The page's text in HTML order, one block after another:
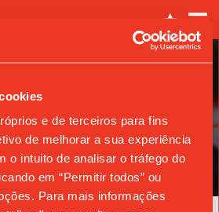
e de terceiros para fins
de melhorar a sua experiência
o intuito de analisar o tráfego do
em “Permitir todos” ou
Para mais informações